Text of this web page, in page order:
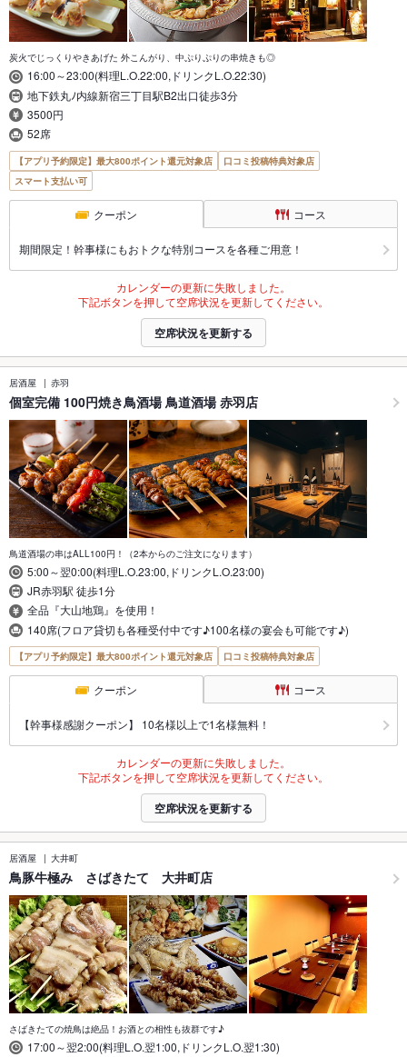
炭火でじっくりやきあげた 外こんがり、中ぷりぷりの串焼きも◎
16:00～23:00(料理L.O.22:00,ドリンクL.O.22:30)
地下鉄丸ﾉ内線新宿三丁目駅B2出口徒歩3分
3500円
52席
【アプリ予約限定】最大800ポイント還元対象店
口コミ投稿特典対象店
スマート支払い可
クーポン コース
期間限定！幹事様にもおトクな特別コースを各種ご用意！
カレンダーの更新に失敗しました。
下記ボタンを押して空席状況を更新してください。
空席状況を更新する
居酒屋 赤羽
個室完備 100円焼き鳥酒場 鳥道酒場 赤羽店
鳥道酒場の串はALL100円！（2本からのご注文になります）
5:00～翌0:00(料理L.O.23:00,ドリンクL.O.23:00)
JR赤羽駅 徒歩1分
全品『大山地鶏』を使用！
140席(フロア貸切も各種受付中です♪100名様の宴会も可能です♪)
【アプリ予約限定】最大800ポイント還元対象店 口コミ投稿特典対象店
クーポン コース
【幹事様感謝クーポン】 10名様以上で1名様無料！
カレンダーの更新に失敗しました。
下記ボタンを押して空席状況を更新してください。
空席状況を更新する
居酒屋 大井町
鳥豚牛極み さばきたて 大井町店
さばきたての焼鳥は絶品！お酒との相性も抜群です♪
17:00～翌2:00(料理L.O.翌1:00,ドリンクL.O.翌1:30)